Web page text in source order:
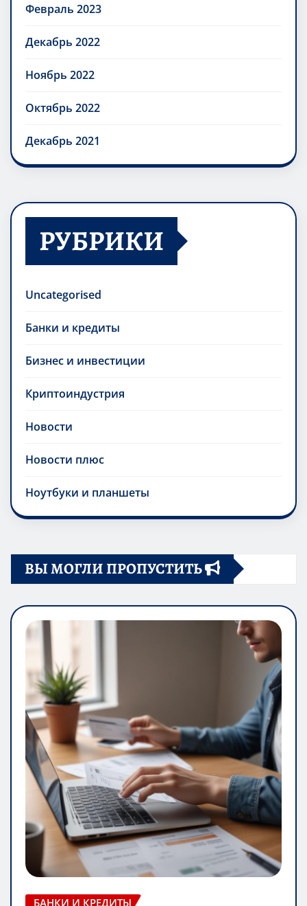
Февраль 2023
Декабрь 2022
Ноябрь 2022
Октябрь 2022
Декабрь 2021
РУБРИКИ
Uncategorised
Банки и кредиты
Бизнес и инвестиции
Криптоиндустрия
Новости
Новости плюс
Ноутбуки и планшеты
ВЫ МОГЛИ ПРОПУСТИТЬ
БАНКИ И КРЕДИТЫ